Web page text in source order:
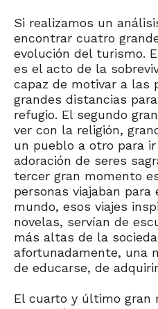
Si realizamos un
encontrar cuatro
evolución del turismo.
es el acto de la
capaz de motivar a las
grandes distancias
refugio. El segundo
ver con la religión,
un pueblo a otro para
adoración de seres
tercer gran momento
personas viajaban
mundo, esos viajes
novelas, servían de
más altas de la
afortunadamente, una
de educarse, de
El cuarto y último gran